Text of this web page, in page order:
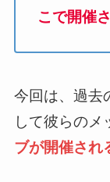
こで開催
今回は、過去
して彼らのメ
ブが開催され